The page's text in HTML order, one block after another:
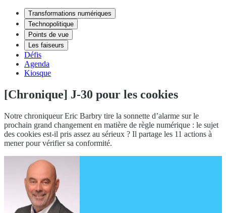
Transformations numériques
Technopolitique
Points de vue
Les faiseurs
Défis
Agenda
Kiosque
[Chronique] J-30 pour les cookies
Notre chroniqueur Eric Barbry tire la sonnette d’alarme sur le
prochain grand changement en matière de règle numérique : le sujet
des cookies est-il pris assez au sérieux ? Il partage les 11 actions à
mener pour vérifier sa conformité.